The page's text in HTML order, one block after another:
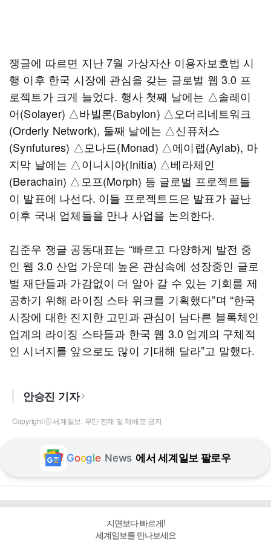
쟁글에 따르면 지난 7월 가상자산 이용자보호법 시
행 이후 한국 시장에 관심을 갖는 글로벌 웹 3.0 프
로젝트가 크게 늘었다. 행사 첫째 날에는 △솔레이
어(Solayer) △바빌론(Babylon) △오더리네트워크
(Orderly Network), 둘째 날에는 △신퓨처스
(Synfutures) △모나드(Monad) △에이랩(Aylab), 마
지막 날에는 △이니시아(Initia) △베라체인
(Berachain) △모프(Morph) 등 글로벌 프로젝트들
이 발표에 나선다. 이들 프로젝트드은 발표가 끝난
이후 국내 업체들을 만나 사업을 논의한다.
김준우 쟁글 공동대표는 “빠르고 다양하게 발전 중
인 웹 3.0 산업 가운데 높은 관심속에 성장중인 글로
벌 재단들과 가감없이 더 알아 갈 수 있는 기회를 제
공하기 위해 라이징 스타 위크를 기획했다”며 “한국
시장에 대한 진지한 고민과 관심이 남다른 블록체인
업계의 라이징 스타들과 한국 웹 3.0 업계의 구체적
인 시너지를 앞으로도 많이 기대해 달라”고 말했다.
안승진 기자
Copyright ⓒ 세계일보. 무단 전재 및 재배포 금지
Google News 에서 세계일보 팔로우
지면보다 빠르게!
세계일보를 만나보세요